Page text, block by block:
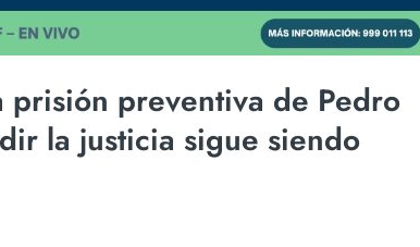
prisión preventiva de Pedro
la justicia sigue siendo